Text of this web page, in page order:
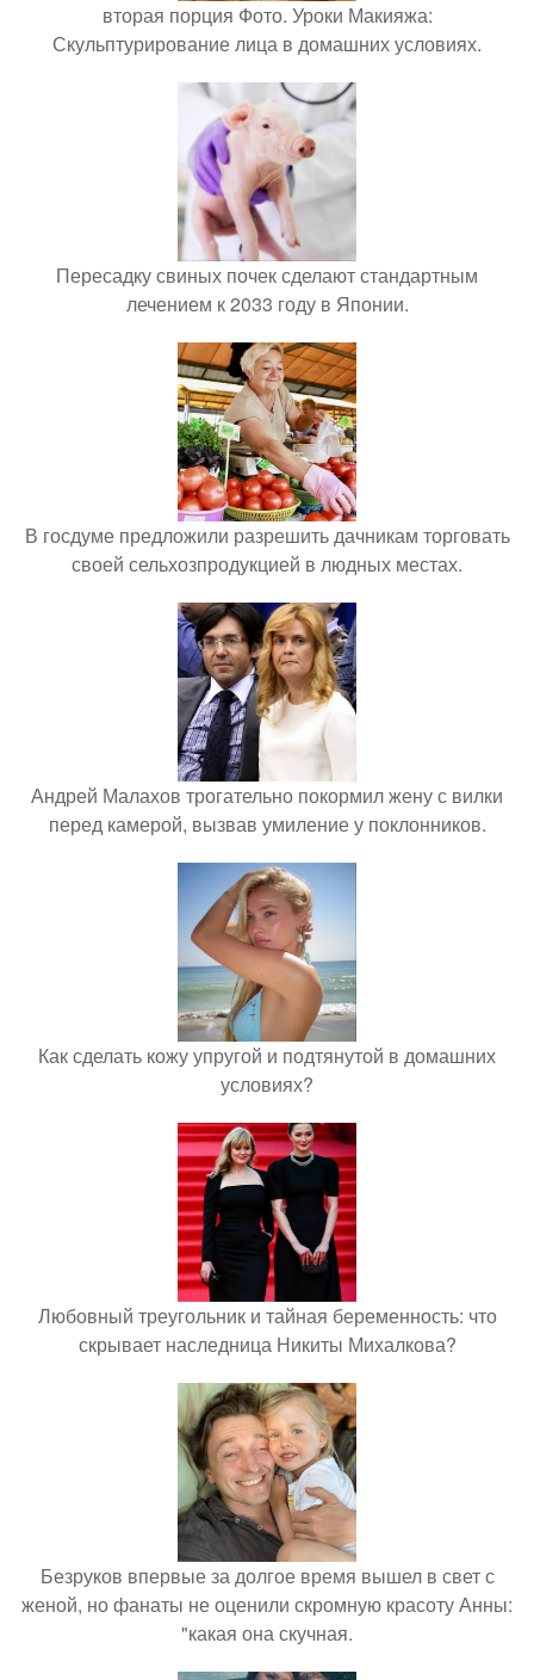
вторая порция Фото. Уроки Макияжа:
Скульптурирование лица в домашних условиях.
Пересадку свиных почек сделают стандартным
лечением к 2033 году в Японии.
В госдуме предложили разрешить дачникам торговать
своей сельхозпродукцией в людных местах.
Андрей Малахов трогательно покормил жену с вилки
перед камерой, вызвав умиление у поклонников.
Как сделать кожу упругой и подтянутой в домашних
условиях?
Любовный треугольник и тайная беременность: что
скрывает наследница Никиты Михалкова?
Безруков впервые за долгое время вышел в свет с
женой, но фанаты не оценили скромную красоту Анны:
"какая она скучная.